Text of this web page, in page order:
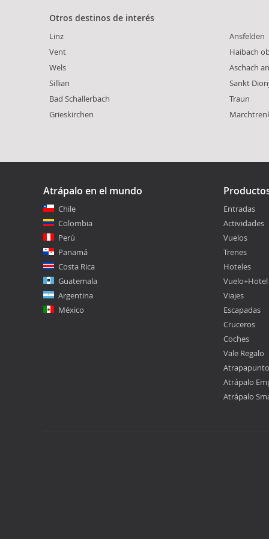
Otros destinos de interés
Linz
Vent
Wels
Sillian
Bad Schallerbach
Grieskirchen
Ansfelden
Haibach
Aschach
Sankt
Traun
Atrápalo en el mundo
Chile
Colombia
Perú
Panamá
Costa Rica
Guatemala
Argentina
México
Entradas
Actividades
Vuelos
Trenes
Hoteles
Vuelo+Hotel
Viajes
Escapadas
Cruceros
Coches
Vale Regalo
Atrápalo
Atrápalo